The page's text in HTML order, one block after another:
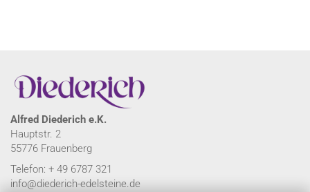
Alfred Diederich e.K.
Hauptstr. 2
55776 Frauenberg
Telefon: + 49 6787 321
info@diederich-edelsteine.de